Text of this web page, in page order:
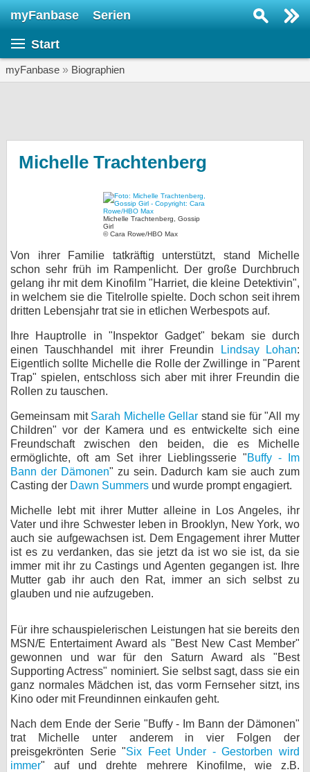
myFanbase Serien
Start
myFanbase » Biographien
Michelle Trachtenberg
Michelle Trachtenberg, Gossip
Girl
© Cara Rowe/HBO Max
Von ihrer Familie tatkräftig unterstützt, stand Michelle
schon sehr früh im Rampenlicht. Der große Durchbruch
gelang ihr mit dem Kinofilm "Harriet, die kleine Detektivin",
in welchem sie die Titelrolle spielte. Doch schon seit ihrem
dritten Lebensjahr trat sie in etlichen Werbespots auf.
Ihre Hauptrolle in "Inspektor Gadget" bekam sie durch
einen Tauschhandel mit ihrer Freundin
Lindsay Lohan:
Eigentlich sollte Michelle die Rolle der Zwillinge in "Parent
Trap" spielen, entschloss sich aber mit ihrer Freundin die
Rollen zu tauschen.
Gemeinsam mit Sarah Michelle Gellar stand sie für "All my
Children" vor der Kamera und es entwickelte sich eine
Freundschaft zwischen den beiden, die es Michelle
ermöglichte, oft am Set ihrer Lieblingsserie "Buffy - Im
Bann der Dämonen" zu sein. Dadurch kam sie auch zum
Casting der Dawn Summers und wurde prompt engagiert.
Michelle lebt mit ihrer Mutter alleine in Los Angeles, ihr
Vater und ihre Schwester leben in Brooklyn, New York, wo
auch sie aufgewachsen ist. Dem Engagement ihrer Mutter
ist es zu verdanken, das sie jetzt da ist wo sie ist, da sie
immer mit ihr zu Castings und Agenten gegangen ist. Ihre
Mutter gab ihr auch den Rat, immer an sich selbst zu
glauben und nie aufzugeben.
Für ihre schauspielerischen Leistungen hat sie bereits den
MSN/E Entertaiment Award als "Best New Cast Member"
gewonnen und war für den Saturn Award als "Best
Supporting Actress" nominiert. Sie selbst sagt, dass sie ein
ganz normales Mädchen ist, das vorm Fernseher sitzt, ins
Kino oder mit Freundinnen einkaufen geht.
Nach dem Ende der Serie "Buffy - Im Bann der Dämonen"
trat Michelle unter anderem in vier Folgen der
preisgekrönten Serie "Six Feet Under - Gestorben wird
immer" auf und drehte mehrere Kinofilme, wie z.B.
KULTUR
Specials
Gewinnspiele
Forum
bei X
bei Facebook
Nutzungsbedingungen
Datenschutz
Cookie-Einstellungen
Impressum
Desktop-Ansicht
myFanbase